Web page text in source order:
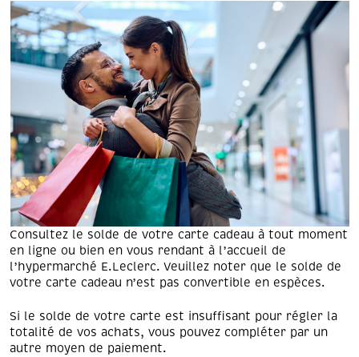
Consultez le solde de votre carte cadeau à tout moment
en ligne ou bien en vous rendant à l’accueil de
l’hypermarché E.Leclerc. Veuillez noter que le solde de
votre carte cadeau n’est pas convertible en espèces.
Si le solde de votre carte est insuffisant pour régler la
totalité de vos achats, vous pouvez compléter par un
autre moyen de paiement.